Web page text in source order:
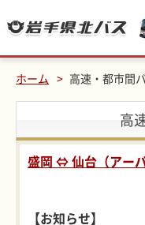
ホーム 高速・都市間
高
盛岡 ⇔ 仙台（アーバ
【お知らせ】